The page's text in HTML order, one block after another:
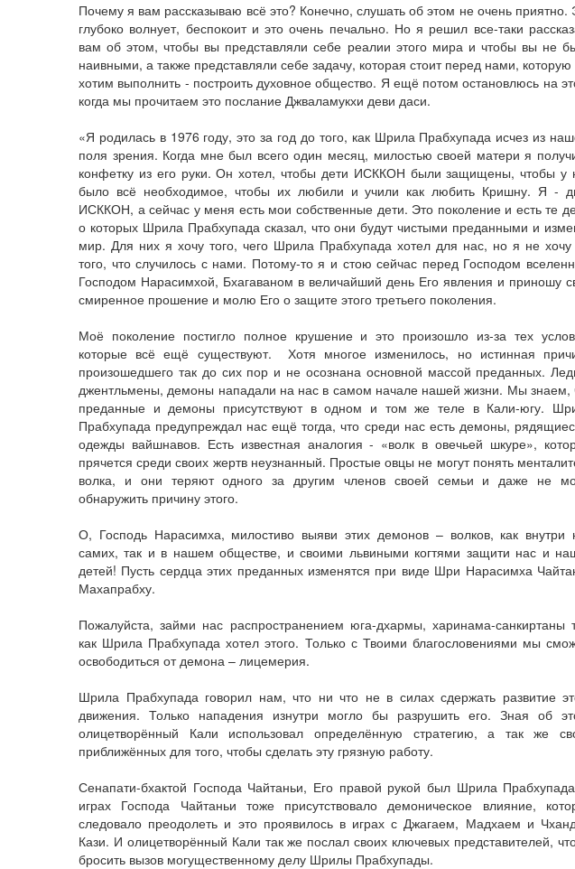
Почему я вам рассказываю всё это? Конечно, слушать об этом не очень приятно.
глубоко волнует, беспокоит и это очень печально. Но я решил все-таки
вам об этом, чтобы вы представляли себе реалии этого мира и чтобы вы не
наивными, а также представляли себе задачу, которая стоит перед нами,
хотим выполнить - построить духовное общество. Я ещё потом остановлюсь на
когда мы прочитаем это послание Джваламукхи деви даси.
«Я родилась в 1976 году, это за год до того, как Шрила Прабхупада исчез из
поля зрения. Когда мне был всего один месяц, милостью своей матери я
конфетку из его руки. Он хотел, чтобы дети ИСККОН были защищены, чтобы у
было всё необходимое, чтобы их любили и учили как любить Кришну. Я -
ИСККОН, а сейчас у меня есть мои собственные дети. Это поколение и есть те
о которых Шрила Прабхупада сказал, что они будут чистыми преданными и
мир. Для них я хочу того, чего Шрила Прабхупада хотел для нас, но я не
того, что случилось с нами. Потому-то я и стою сейчас перед Господом
Господом Нарасимхой, Бхагаваном в величайший день Его явления и приношу
смиренное прошение и молю Его о защите этого третьего поколения.
Моё поколение постигло полное крушение и это произошло из-за тех
которые всё ещё существуют. Хотя многое изменилось, но истинная
произошедшего так до сих пор и не осознана основной массой преданных.
джентльмены, демоны нападали на нас в самом начале нашей жизни. Мы знаем,
преданные и демоны присутствуют в одном и том же теле в Кали-югу.
Прабхупада предупреждал нас ещё тогда, что среди нас есть демоны,
одежды вайшнавов. Есть известная аналогия - «волк в овечьей шкуре»,
прячется среди своих жертв неузнанный. Простые овцы не могут понять
волка, и они теряют одного за другим членов своей семьи и даже не
обнаружить причину этого.
О, Господь Нарасимха, милостиво выяви этих демонов – волков, как внутри
самих, так и в нашем обществе, и своими львиными когтями защити нас и
детей! Пусть сердца этих преданных изменятся при виде Шри Нарасимха
Махапрабху.
Пожалуйста, займи нас распространением юга-дхармы, харинама-санкиртаны
как Шрила Прабхупада хотел этого. Только с Твоими благословениями мы
освободиться от демона – лицемерия.
Шрила Прабхупада говорил нам, что ни что не в силах сдержать развитие
движения. Только нападения изнутри могло бы разрушить его. Зная об
олицетворённый Кали использовал определённую стратегию, а так же
приближённых для того, чтобы сделать эту грязную работу.
Сенапати-бхактой Господа Чайтаньи, Его правой рукой был Шрила
играх Господа Чайтаньи тоже присутствовало демоническое влияние,
следовало преодолеть и это проявилось в играх с Джагаем, Мадхаем и
Кази. И олицетворённый Кали так же послал своих ключевых представителей,
бросить вызов могущественному делу Шрилы Прабхупады.